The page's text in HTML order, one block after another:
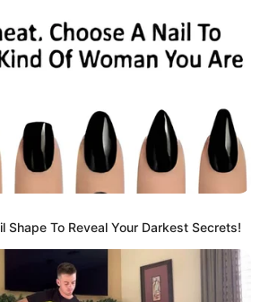
FICHAJES MILLONARIOS
EN ALERTA
todas las noticias que le
Para estar bien informado, por
Shape To Reveal Your Darkest Secrets!